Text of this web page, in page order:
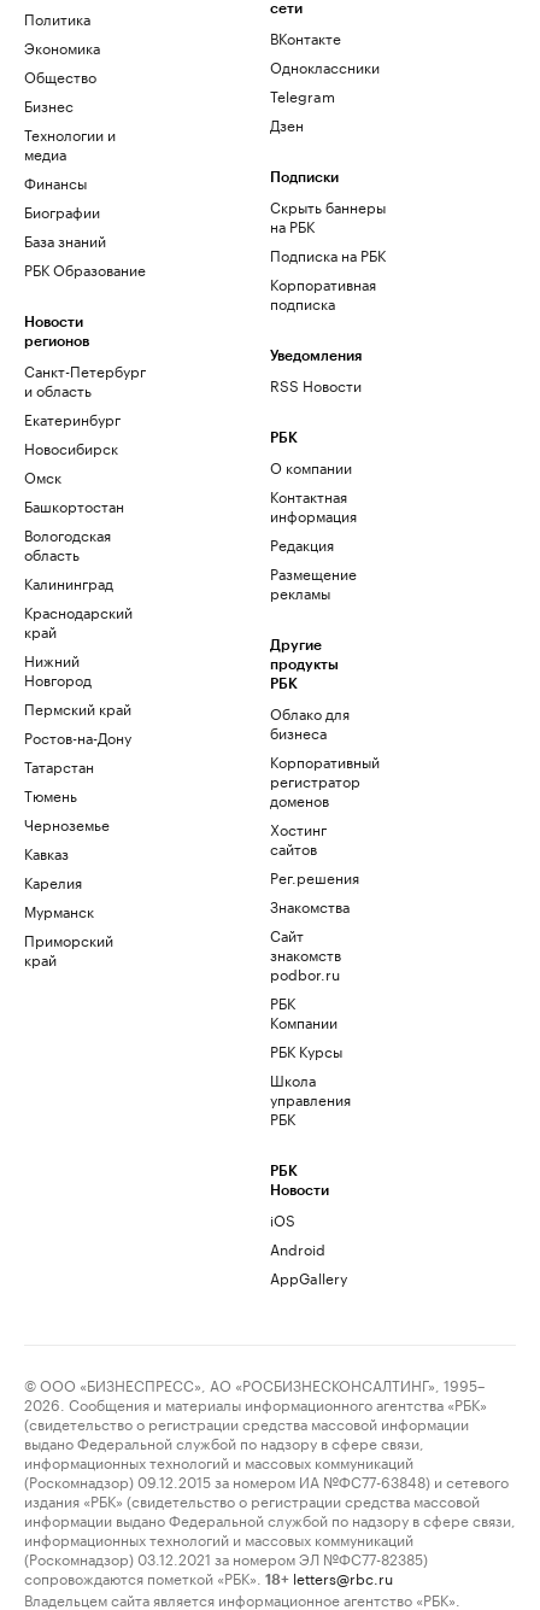
Политика
Экономика
Общество
Бизнес
Технологии и
медиа
Финансы
Биографии
База знаний
РБК Образование
Новости
регионов
Санкт-Петербург
и область
Екатеринбург
Новосибирск
Омск
Башкортостан
Вологодская
область
Калининград
Краснодарский
край
Нижний
Новгород
Пермский край
Ростов-на-Дону
Татарстан
Тюмень
Черноземье
Кавказ
Карелия
Мурманск
Приморский
край
сети
ВКонтакте
Одноклассники
Telegram
Дзен
Подписки
Скрыть баннеры
на РБК
Подписка на РБК
Корпоративная
подписка
Уведомления
RSS Новости
РБК
О компании
Контактная
информация
Редакция
Размещение
рекламы
Другие
продукты
РБК
Облако для
бизнеса
Корпоративный
регистратор
доменов
Хостинг
сайтов
Рег.решения
Знакомства
Сайт
знакомств
podbor.ru
РБК
Компании
РБК Курсы
Школа
управления
РБК
РБК
Новости
iOS
Android
AppGallery
© ООО «БИЗНЕСПРЕСС», АО «РОСБИЗНЕСКОНСАЛТИНГ», 1995–
2026. Сообщения и материалы информационного агентства «РБК»
(свидетельство о регистрации средства массовой информации
выдано Федеральной службой по надзору в сфере связи,
информационных технологий и массовых коммуникаций
(Роскомнадзор) 09.12.2015 за номером ИА №ФС77-63848) и сетевого
издания «РБК» (свидетельство о регистрации средства массовой
информации выдано Федеральной службой по надзору в сфере связи,
информационных технологий и массовых коммуникаций
(Роскомнадзор) 03.12.2021 за номером ЭЛ №ФС77-82385)
сопровождаются пометкой «РБК».
18+ letters@rbc.ru
Владельцем сайта является информационное агентство «РБК».